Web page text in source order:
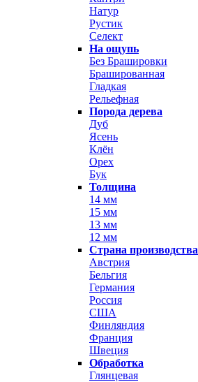
Натур
Рустик
Селект
На ощупь
Без Брашировки
Брашированная
Гладкая
Рельефная
Порода дерева
Дуб
Ясень
Клён
Орех
Бук
Толщина
14 мм
15 мм
13 мм
12 мм
Страна производства
Австрия
Бельгия
Германия
Россия
США
Финляндия
Франция
Швеция
Обработка
Глянцевая